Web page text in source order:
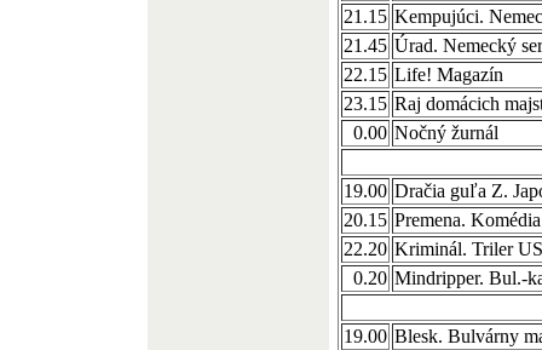
21.15 Kempujúci.
21.45 Úrad. Nemecký
22.15 Life! Magazín
23.15 Raj domácich
0.00 Nočný žurnál
19.00 Dračia guľa Z.
20.15 Premena.
22.20 Kriminál. Triler
0.20 Mindripper. Bul.-
19.00 Blesk. Bulvárny